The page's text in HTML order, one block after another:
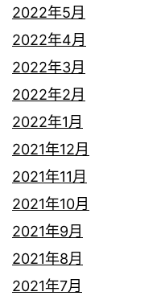
2022年5月
2022年4月
2022年3月
2022年2月
2022年1月
2021年12月
2021年11月
2021年10月
2021年9月
2021年8月
2021年7月